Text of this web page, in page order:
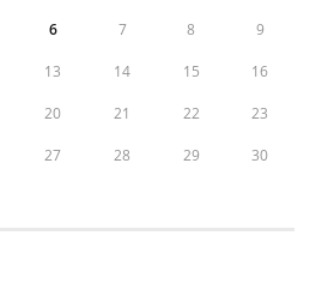
6 7 8 9
13 14 15 16
20 21 22 23
27 28 29 30